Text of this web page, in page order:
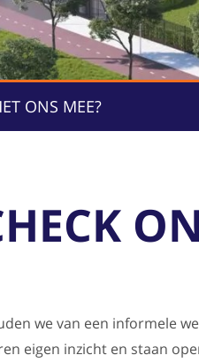
ONS MEE?
we van een informele
eigen inzicht en staan